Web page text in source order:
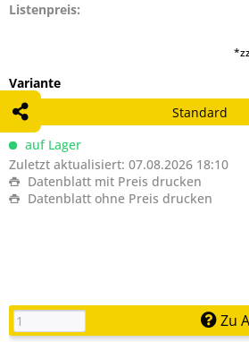
Listenpreis:
Variante
Standard
auf Lager
Zuletzt aktualisiert: 07.08.2026 18:10
Datenblatt mit Preis drucken
Datenblatt ohne Preis drucken
Zu